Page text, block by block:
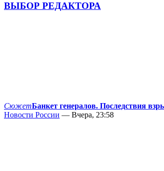
ВЫБОР РЕДАКТОРА
СюжетБанкет генералов. Последствия
Новости России — Вчера, 23:58